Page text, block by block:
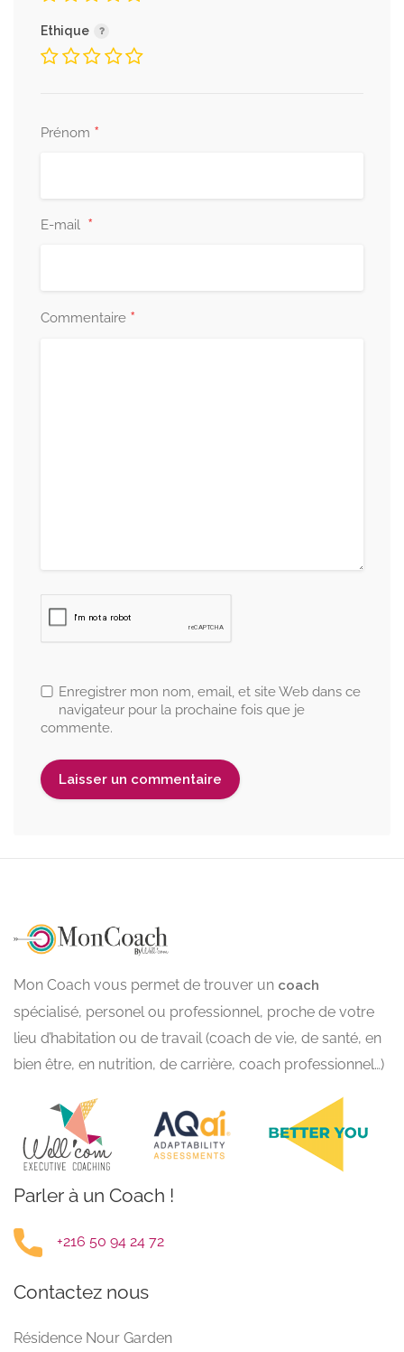
Ethique
Prénom *
E-mail *
Commentaire *
Enregistrer mon nom, email, et site Web dans ce
navigateur pour la prochaine fois que je
commente.
Mon Coach vous permet de trouver un coach
spécialisé, personel ou professionnel, proche de votre
lieu d’habitation ou de travail (coach de vie, de santé, en
bien être, en nutrition, de carrière, coach professionnel…)
Parler à un Coach !
+216 50 94 24 72
Contactez nous
Résidence Nour Garden